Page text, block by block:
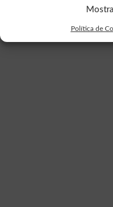
Política de
mediates